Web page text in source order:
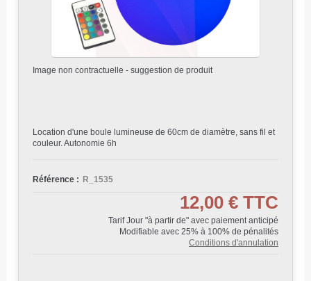
Image non contractuelle - suggestion de produit
Location d'une boule lumineuse de 60cm de diamètre, sans fil et
couleur. Autonomie 6h
Référence : R_1535
12,00 € TTC
Tarif Jour "à partir de" avec paiement anticipé
Modifiable avec 25% à 100% de pénalités
Conditions d'annulation